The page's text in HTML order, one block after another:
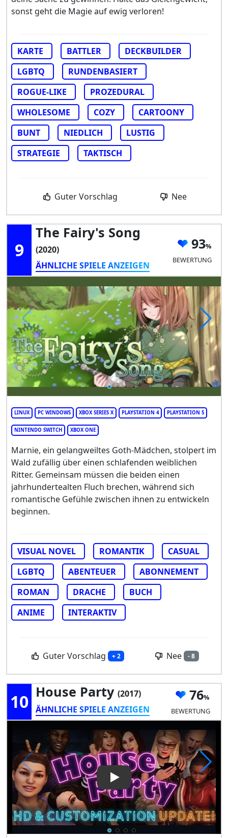
sonst geht die Magie auf ewig verloren!
KARTE BATTLER
DECKBUILDER
LGBTQ
RUNDENBASIERT
ROGUE-LIKE
PROZEDURAL
WHOLESOME
COZY
CARTOONY
BUNT
NIEDLICH
LUSTIG
STRATEGIE
TAKTISCH
Guter Vorschlag Nee
9
The Fairy's Song
(2020)
ÄHNLICHE SPIELE ANZEIGEN
93
BEWERTUNG
LINUX PC WINDOWS XBOX SERIES X PLAYSTATION 4 PLAYSTATION 5
NINTENDO SWITCH XBOX ONE
Marnie, ein gelangweiltes Goth-Mädchen, stolpert im
Wald zufällig über einen schlafenden weiblichen
Ritter. Gemeinsam müssen die beiden einen
jahrhundertealten Fluch brechen, während sich
romantische Gefühle zwischen ihnen zu entwickeln
beginnen.
VISUAL NOVEL ROMANTIK
CASUAL
LGBTQ
ABENTEUER
ABONNEMENT
ROMAN
DRACHE
BUCH
ANIME
INTERAKTIV
Guter Vorschlag + 2 Nee - 8
10 House Party (2017)
ÄHNLICHE SPIELE ANZEIGEN
76
BEWERTUNG
Play Video: House Party